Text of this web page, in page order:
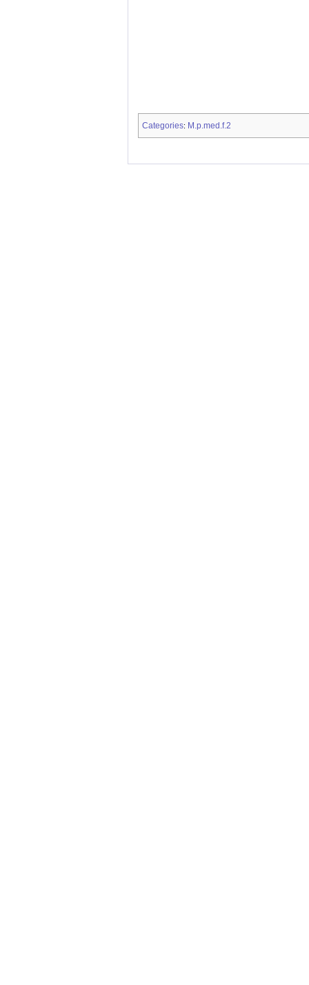
Categories: M.p.med.f.2